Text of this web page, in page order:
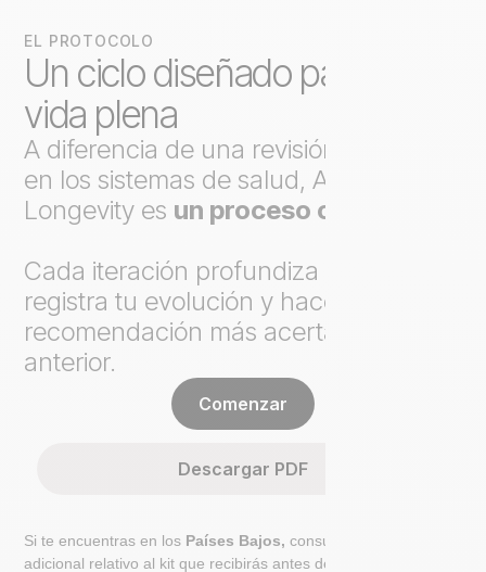
EL PROTOCOLO
Un ciclo diseñado para una
vida plena
A diferencia de una revisión puntual
en los sistemas de salud, Axo
Longevity es un proceso continuo
Cada iteración profundiza el análisis,
registra tu evolución y hace cada
recomendación más acertada que la
anterior.
Comenzar
Descargar PDF
Si te encuentras en los Países Bajos, consulta el paso
adicional relativo al kit que recibirás antes de ir al laboratorio.